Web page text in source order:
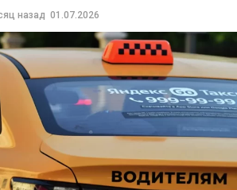
назад 01.07.2026